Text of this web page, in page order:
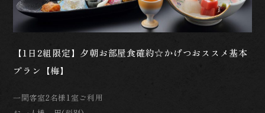
【1日2組限定】夕朝お部屋食確約☆かげつおススメ基本
プラン【梅】
一間客室2名様1室ご利用